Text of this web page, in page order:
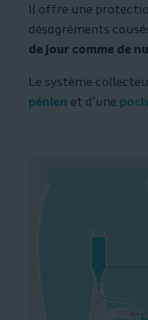
Il offre une
désagréments
de jour comme de
Le système
pénien et d'une